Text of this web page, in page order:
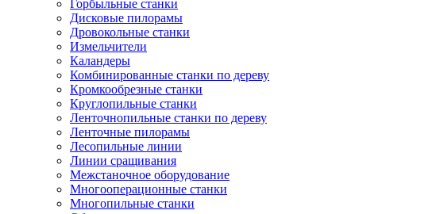
Горбыльные станки
Дисковые пилорамы
Дровокольные станки
Измельчители
Каландеры
Комбинированные станки по дереву
Кромкообрезные станки
Круглопильные станки
Ленточнопильные станки по дереву
Ленточные пилорамы
Лесопильные линии
Линии сращивания
Межстаночное оборудование
Многооперационные станки
Многопильные станки